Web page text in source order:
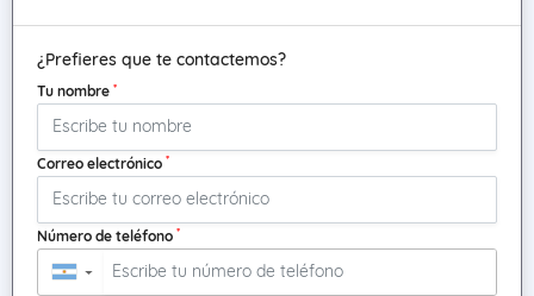
¿Prefieres que te contactemos?
Tu nombre *
Correo electrónico *
Número de teléfono *
▼